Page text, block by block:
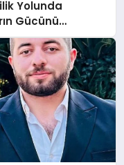
Yolunda
Gücünü